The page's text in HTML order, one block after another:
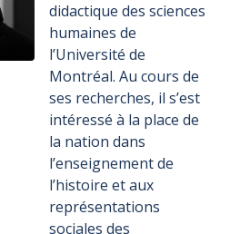
didactique des sciences
humaines de
l’Université de
Montréal. Au cours de
ses recherches, il s’est
intéressé à la place de
la nation dans
l’enseignement de
l’histoire et aux
représentations
sociales des